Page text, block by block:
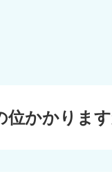
位かかります